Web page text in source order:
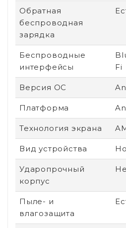
Обратная
беспроводная
зарядка
Беспроводные
интерфейсы
Fi
Версия ОС
Платформа
Технология экрана
Вид устройства
Ударопрочный
корпус
Пыле- и
влагозащита